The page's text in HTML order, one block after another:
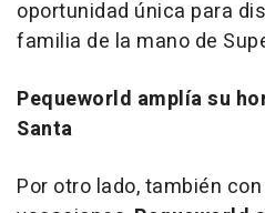
oportunidad única para
familia de la mano de
Pequeworld amplía su
Santa
Por otro lado, también